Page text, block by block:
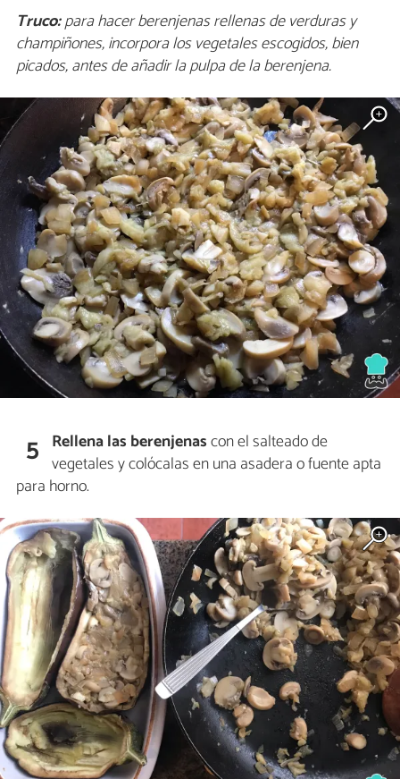
Truco:para hacer berenjenas rellenas de verduras y
champiñones, incorpora los vegetales escogidos, bien
picados, antes de añadir la pulpa de la berenjena.
5 Rellena las berenjenascon el salteado de
vegetales y colócalas en una asadera o fuente apta
para horno.